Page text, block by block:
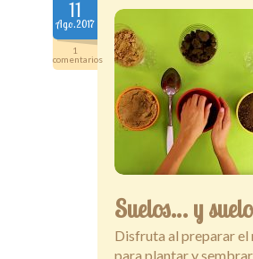
11
Ago.2017
1
comentarios
Suelos… y
Disfruta al preparar el
para plantar y